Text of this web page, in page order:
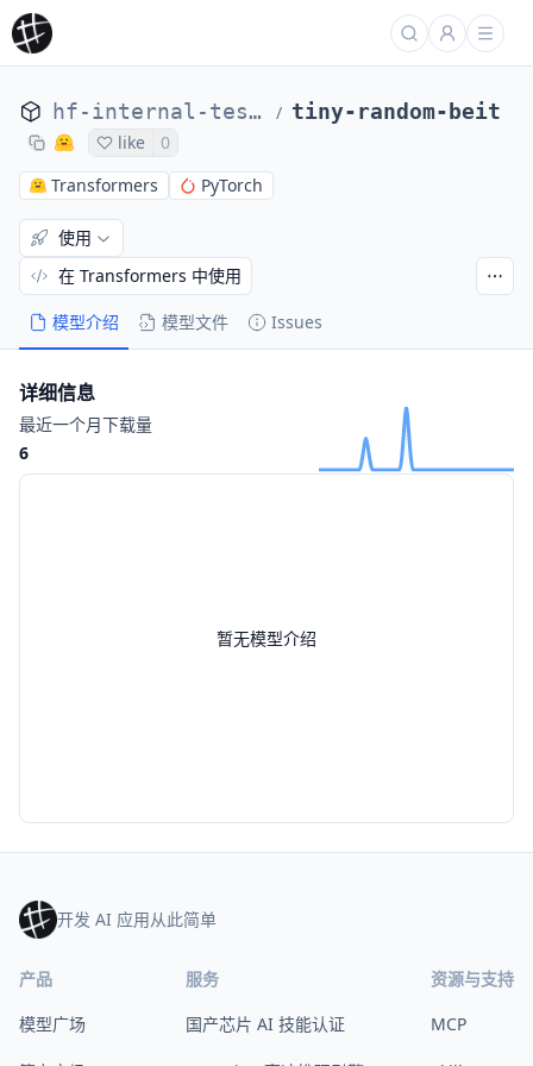
hf-internal-testing / tiny-random-beit
like
0
Transformers
PyTorch
模型介绍 模型文件 Issues
使用
在 Transformers 中使用
暂无模型介绍
详细信息
最近一个月下载量
6
开发 AI 应用从此简单
产品
模型广场
服务
国产芯片 AI 技能认证
资源与支持
MCP